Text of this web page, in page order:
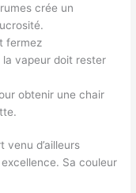
crée un
fermez
la vapeur doit rester
obtenir une chair
venu d’ailleurs
Sa couleur